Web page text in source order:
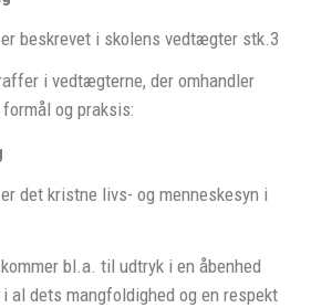
beskrevet i skolens vedtægter stk.3
i vedtægterne, der omhandler
og praksis:
det kristne livs- og menneskesyn i
bl.a. til udtryk i en åbenhed
al dets mangfoldighed og en respekt